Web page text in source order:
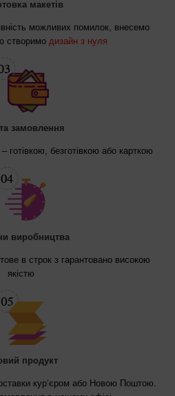
макетів
можливих помилок, внесемо
створимо дизайн з нуля
замовлення
безготівкою або карткою
виробництва
в строк з гарантовано високою
якістю
продукт
кур’єром або Новою Поштою.